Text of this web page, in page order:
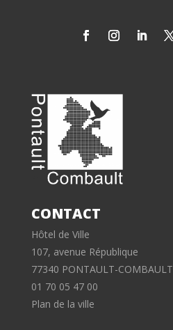
CONTACT
Hôtel de Ville
107, avenue République
77340 PONTAULT-COMBAULT
01 70 05 47 00
Plan de la ville